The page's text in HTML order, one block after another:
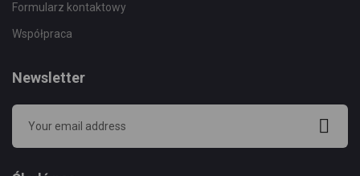
Formularz kontaktowy
Współpraca
Newsletter